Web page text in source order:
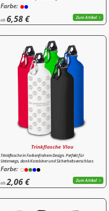
Farbe:
ab6,58 € Zum Artikel
Trinkflasche Vlou
Trinkflasche in Farbenfrohem Design. Perfekt für
Unterwegs, dank Karabiner und Sicherheitsverschluss
Farbe:
ab2,06 € Zum Artikel